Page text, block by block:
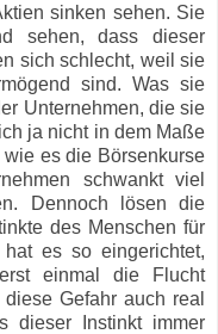
sinken sehen. Sie
sehen, dass dieser
sich schlecht, weil sie
sind. Was sie
Unternehmen, die sie
ja nicht in dem Maße
es die Börsenkurse
schwankt viel
Dennoch lösen die
des Menschen für
es so eingerichtet,
einmal die Flucht
Gefahr auch real
dieser Instinkt immer